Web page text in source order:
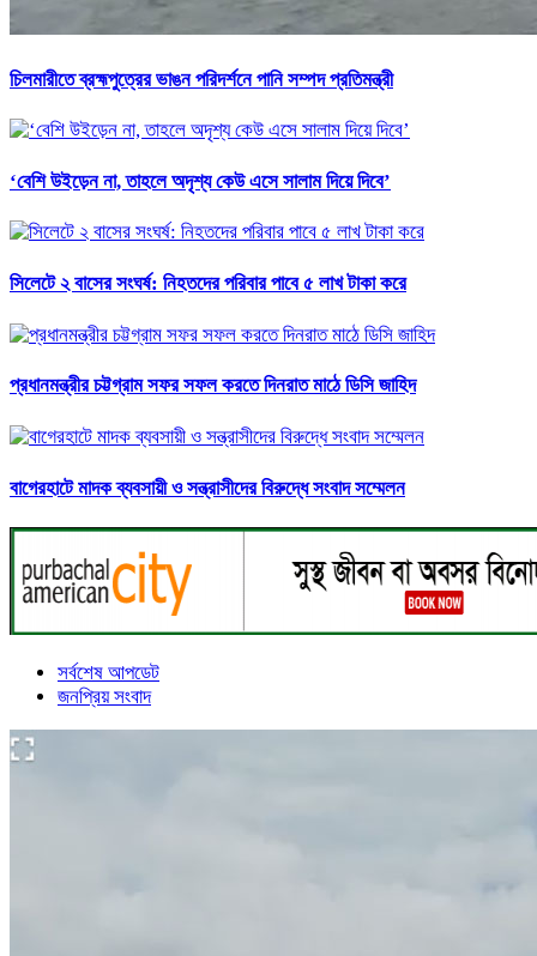
চিলমারীতে ব্রহ্মপুত্রের ভাঙন পরিদর্শনে পানি সম্পদ প্রতিমন্ত্রী
‘বেশি উইড়েন না, তাহলে অদৃশ্য কেউ এসে সালাম দিয়ে দিবে’
সিলেটে ২ বাসের সংঘর্ষ: নিহতদের পরিবার পাবে ৫ লাখ টাকা করে
প্রধানমন্ত্রীর চট্টগ্রাম সফর সফল করতে দিনরাত মাঠে ডিসি জাহিদ
বাগেরহাটে মাদক ব্যবসায়ী ও সন্ত্রাসীদের বিরুদ্ধে সংবাদ সম্মেলন
সর্বশেষ আপডেট
জনপ্রিয় সংবাদ